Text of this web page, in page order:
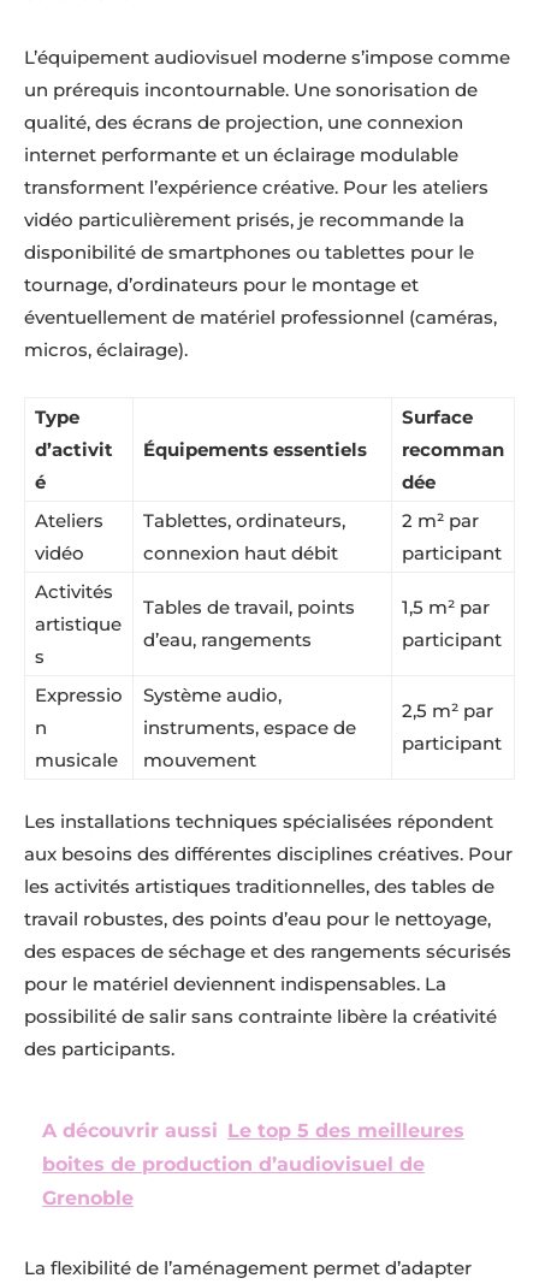
L’équipement audiovisuel moderne s’impose comme
un prérequis incontournable. Une sonorisation de
qualité, des écrans de projection, une connexion
internet performante et un éclairage modulable
transforment l’expérience créative. Pour les ateliers
vidéo particulièrement prisés, je recommande la
disponibilité de smartphones ou tablettes pour le
tournage, d’ordinateurs pour le montage et
éventuellement de matériel professionnel (caméras,
micros, éclairage).
Type
d’activit
é
Équipements essentiels
Surface
recomman
dée
Ateliers
vidéo
Tablettes, ordinateurs,
connexion haut débit
2 m² par
participant
Activités
artistique
s
Tables de travail, points
d’eau, rangements
1,5 m² par
participant
Expressio
n
musicale
Système audio,
instruments, espace de
mouvement
2,5 m² par
participant
Les installations techniques spécialisées répondent
aux besoins des différentes disciplines créatives. Pour
les activités artistiques traditionnelles, des tables de
travail robustes, des points d’eau pour le nettoyage,
des espaces de séchage et des rangements sécurisés
pour le matériel deviennent indispensables. La
possibilité de salir sans contrainte libère la créativité
des participants.
A découvrir aussi Le top 5 des meilleures
boites de production d’audiovisuel de
Grenoble
La flexibilité de l’aménagement permet d’adapter